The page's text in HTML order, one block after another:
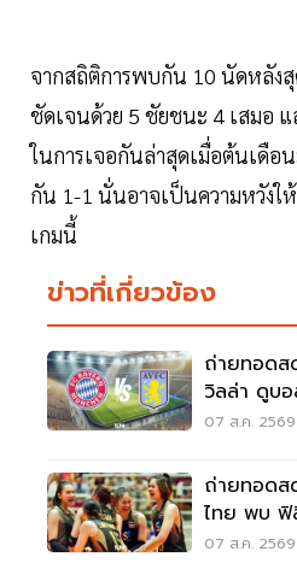
จากสถิติการพบกัน 10 นัดหลัง
ชัดเจนด้วย 5 ชัยชนะ 4 เสมอ
ในการเจอกันล่าสุดเมื่อต้นเดือ
กัน 1-1 นั่นอาจเป็นความหวัง
เกมนี้
ข่าวที่เกี่ยวข้อง
ถ่ายทอดส
วิลล่า ดูบอ
เวลา
07 ส.ค.
ถ่ายทอด
ไทย พบ ฟิ
เวียดนาม
07 ส.ค.